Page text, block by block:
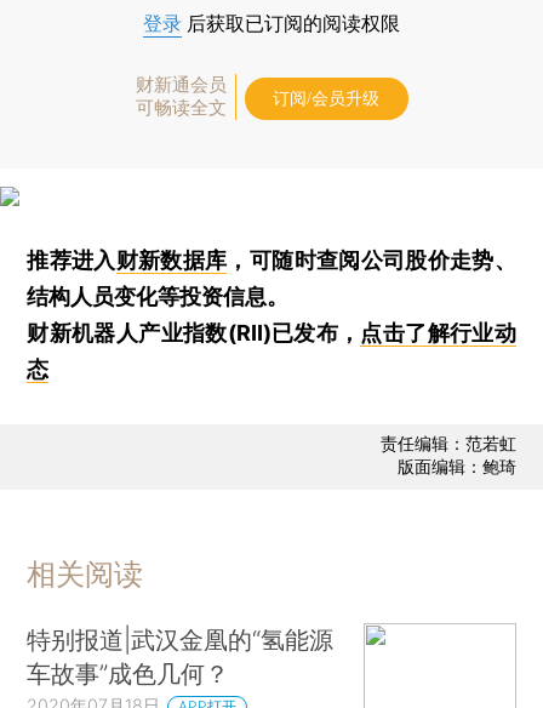
登录 后获取已订阅的阅读权限
财新通会员
可畅读全文
订阅/会员升级
推荐进入财新数据库 ，可随时查阅公司股价走势、
结构人员变化等投资信息。
财新机器人产业指数(RII)已发布， 点击了解行业动
态
责任编辑：范若虹
版面编辑：鲍琦
相关阅读
特别报道|武汉金凰的“氢能源
车故事”成色几何？